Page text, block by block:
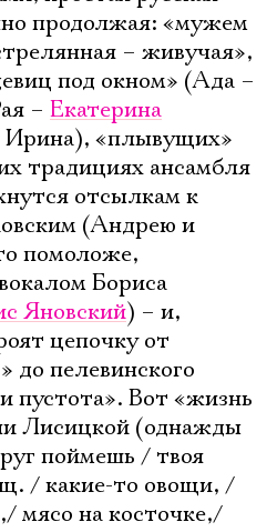
продолжая: «мужем
– живучая»,
под окном» (Ада –
– Екатерина
Ирина), «плывущих»
традициях ансамбля
отсылкам к
(Андрею и
помоложе,
Бориса
Яновский) – и,
цепочку от
до пелевинского
пустота». Вот «жизнь
Лисицкой (однажды
поймешь / твоя
/ какие-то овощи, /
мясо на косточке,/